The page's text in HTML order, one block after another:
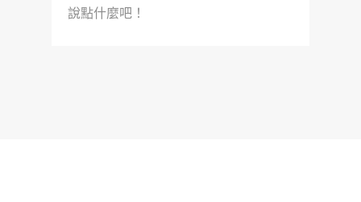
說點什麼吧！